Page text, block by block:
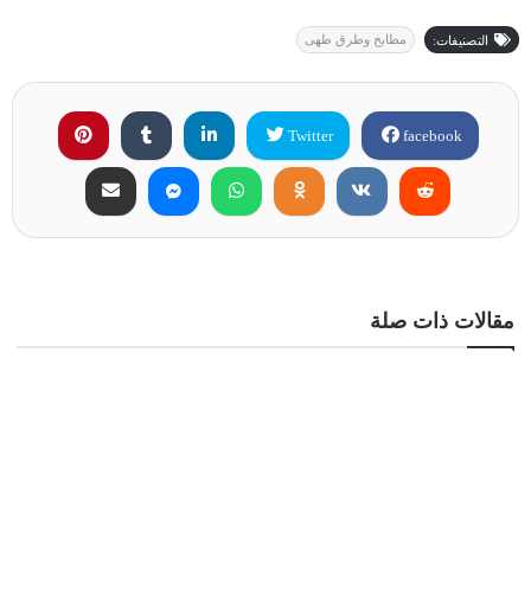
التصنيفات: مطابخ وطرق طهى
facebook
Twitter
مقالات ذات صلة